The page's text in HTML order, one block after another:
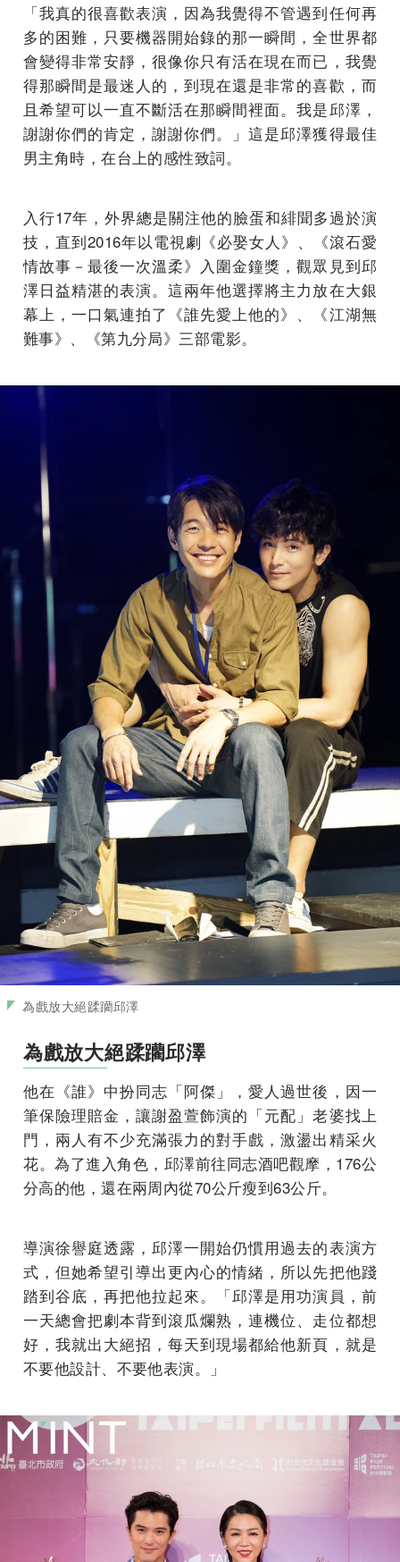
「我真的很喜歡表演，因為我覺得不管遇到任何再
多的困難，只要機器開始錄的那一瞬間，全世界都
會變得非常安靜，很像你只有活在現在而已，我覺
得那瞬間是最迷人的，到現在還是非常的喜歡，而
且希望可以一直不斷活在那瞬間裡面。我是邱澤，
謝謝你們的肯定，謝謝你們。」這是邱澤獲得最佳
男主角時，在台上的感性致詞。
入行17年，外界總是關注他的臉蛋和緋聞多過於演
技，直到2016年以電視劇《必娶女人》、《滾石愛
情故事－最後一次溫柔》入圍金鐘獎，觀眾見到邱
澤日益精湛的表演。這兩年他選擇將主力放在大銀
幕上，一口氣連拍了《誰先愛上他的》、《江湖無
難事》、《第九分局》三部電影。
為戲放大絕蹂躪邱澤
為戲放大絕蹂躪邱澤
他在《誰》中扮同志「阿傑」，愛人過世後，因一
筆保險理賠金，讓謝盈萱飾演的「元配」老婆找上
門，兩人有不少充滿張力的對手戲，激盪出精采火
花。為了進入角色，邱澤前往同志酒吧觀摩，176公
分高的他，還在兩周內從70公斤瘦到63公斤。
導演徐譽庭透露，邱澤一開始仍慣用過去的表演方
式，但她希望引導出更內心的情緒，所以先把他踐
踏到谷底，再把他拉起來。「邱澤是用功演員，前
一天總會把劇本背到滾瓜爛熟，連機位、走位都想
好，我就出大絕招，每天到現場都給他新頁，就是
不要他設計、不要他表演。」